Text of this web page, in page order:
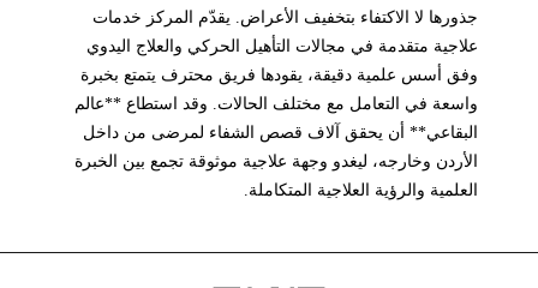
جذورها لا الاكتفاء بتخفيف الأعراض. يقدّم المركز خدمات
علاجية متقدمة في مجالات التأهيل الحركي والعلاج اليدوي
وفق أسس علمية دقيقة، يقودها فريق محترف يتمتع بخبرة
واسعة في التعامل مع مختلف الحالات. وقد استطاع **عالم
البقاعي** أن يحقق آلاف قصص الشفاء لمرضى من داخل
الأردن وخارجه، ليغدو وجهة علاجية موثوقة تجمع بين الخبرة
العلمية والرؤية العلاجية المتكاملة.